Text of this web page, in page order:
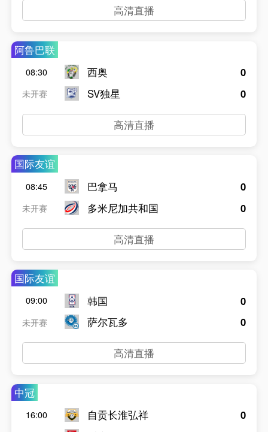
高清直播
阿鲁巴联
08:30
未开赛
西奥
SV独星
0
0
高清直播
国际友谊
08:45
未开赛
巴拿马
多米尼加共和国
0
0
高清直播
国际友谊
09:00
未开赛
韩国
萨尔瓦多
0
0
高清直播
中冠
16:00
自贡长淮弘祥
0